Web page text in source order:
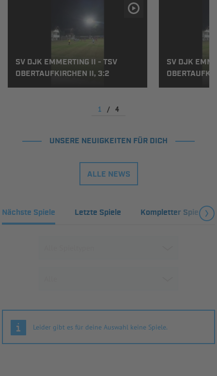
SV DJK EMMERTING II - TSV
OBERTAUFKIRCHEN II, 3:2
SV DJK
1 / 4
UNSERE NEUIGKEITEN FÜR DICH
ALLE NEWS
Nächste Spiele Letzte Spiele Kompletter Spielplan
Leider gibt es für deine Auswahl keine Spiele.